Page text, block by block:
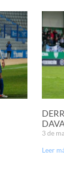
3 de
Leer